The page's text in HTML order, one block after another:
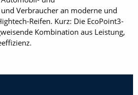
Verbraucher an moderne und
Reifen. Kurz: Die EcoPoint3-
Kombination aus Leistung,